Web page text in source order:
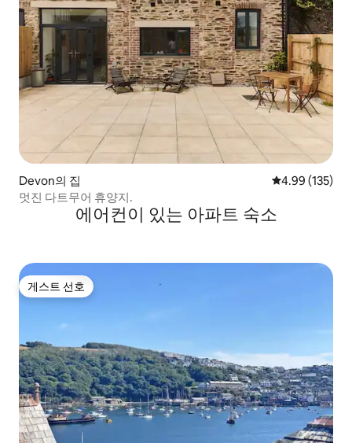
Devon의 집 평점 4.99점(5
4.99 (135)
멋진 다트무어 휴양지.
에어컨이 있는 아파트 숙소
게스트 선호
게스트 선호